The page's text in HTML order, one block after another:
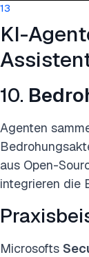
13
KI-
10.
Agenten
aus Open-
integrieren die
Microsofts